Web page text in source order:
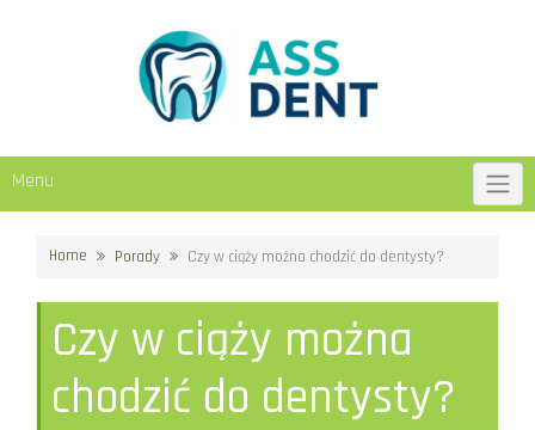
Menu
Home Porady Czy w ciąży można chodzić do dentysty?
Czy w ciąży można
chodzić do dentysty?